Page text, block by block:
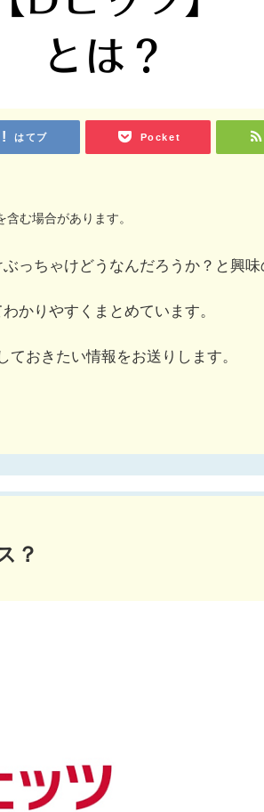
はてブ Pocket
む場合があります。
っちゃけどうなんだろうか？と興
かりやすくまとめています。
ておきたい情報をお送りします。
？